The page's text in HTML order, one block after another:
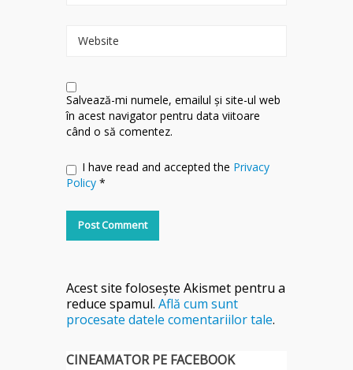
Website
Salvează-mi numele, emailul și site-ul web
în acest navigator pentru data viitoare
când o să comentez.
I have read and accepted the Privacy
Policy *
Acest site folosește Akismet pentru a
reduce spamul. Află cum sunt
procesate datele comentariilor tale.
CINEAMATOR PE FACEBOOK